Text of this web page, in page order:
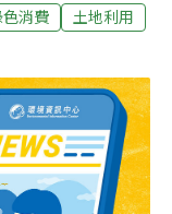
讓清境農場的甜
大禹嶺的蜜蘋
市政會議中，針
量市集活動推動
聽到最近全台農
台中新興梨、花
，他認為果農辛
消費
土地利用